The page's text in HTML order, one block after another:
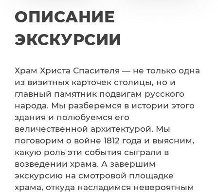
ОПИСАНИЕ
ЭКСКУРСИИ
Храм Христа Спасителя — не только одна
из визитных карточек столицы, но и
главный памятник подвигам русского
народа. Мы разберемся в истории этого
здания и полюбуемся его
величественной архитектурой. Мы
поговорим о войне 1812 года и выясним,
какую роль эти события сыграли в
возведении храма. А завершим
экскурсию на смотровой площадке
храма, откуда насладимся невероятным